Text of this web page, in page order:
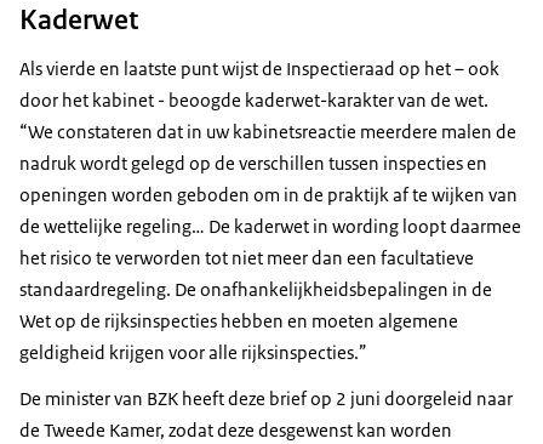
Kaderwet
Als vierde en laatste punt wijst de Inspectieraad op het – ook
door het kabinet - beoogde kaderwet-karakter van de wet.
“We constateren dat in uw kabinetsreactie meerdere malen de
nadruk wordt gelegd op de verschillen tussen inspecties en
openingen worden geboden om in de praktijk af te wijken van
de wettelijke regeling… De kaderwet in wording loopt daarmee
het risico te verworden tot niet meer dan een facultatieve
standaardregeling. De onafhankelijkheidsbepalingen in de
Wet op de rijksinspecties hebben en moeten algemene
geldigheid krijgen voor alle rijksinspecties.”
De minister van BZK heeft deze brief op 2 juni doorgeleid naar
de Tweede Kamer, zodat deze desgewenst kan worden